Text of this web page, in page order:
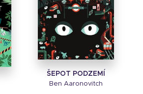
ŠEPOT PODZEMÍ
Ben Aaronovitch